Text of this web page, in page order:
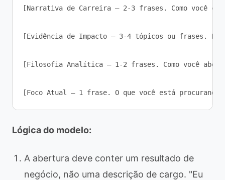
[Narrativa de Carreira — 2-3 frases. Como você
[Evidência de Impacto — 3-4 tópicos ou frases.
[Filosofia Analítica — 1-2 frases. Como você
Lógica do modelo:
A abertura deve conter um resultado de
negócio, não uma descrição de cargo. "Eu